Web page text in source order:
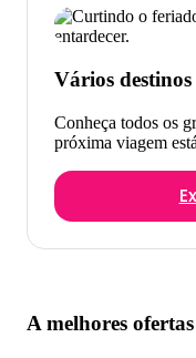
Vários
Conheça todos os
próxima viagem
A melhores